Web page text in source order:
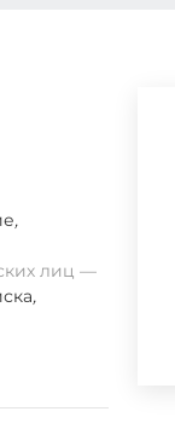
,
лиц
,